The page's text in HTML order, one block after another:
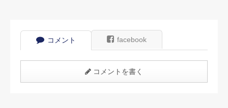
コメント facebook
コメントを書く